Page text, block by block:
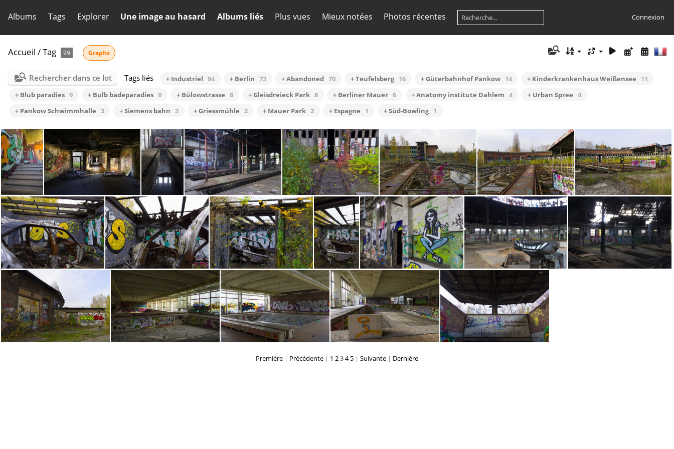
Albums Tags Explorer Une image au hasard Albums liés Plus vues Mieux notées Photos récentes Connexion
Accueil /Tag 99 Graphs
Rechercher dans ce lot Tags liés + Industriel 94 + Berlin 73 + Abandoned 70 + Teufelsberg 16 + Güterbahnhof Pankow 14 + Kinderkrankenhaus Weißensee
11
+ Blub paradies 9 + Bulb badeparadies 9 + Bülowstrasse 8 + Gleisdreieck Park 8 + Berliner Mauer 6 + Anatomy institute Dahlem 4 + Urban Spree 4
+ Pankow Schwimmhalle 3 + Siemens bahn 3 + Griessmühle 2 + Mauer Park 2 + Espagne 1 + Süd-Bowling 1
Kinderkrankenhaus Weißensee Berlin Kinderkrankenhaus Weißensee Berlin Güterbahnhof Pankow (Berlin) Güterbahnhof Pankow (Berlin) Güterbahnhof Pankow (Berlin) Güterbahnhof Pankow (Berlin) Güterbahnhof Pankow (Berlin) Güterbahnhof Pankow (Berlin)
Güterbahnhof Pankow (Berlin) Güterbahnhof Pankow (Berlin) Güterbahnhof Pankow (Berlin) Güterbahnhof Pankow (Berlin) Güterbahnhof Pankow (Berlin)
Première | Précédente | 1 234 5 | Suivante | Dernière